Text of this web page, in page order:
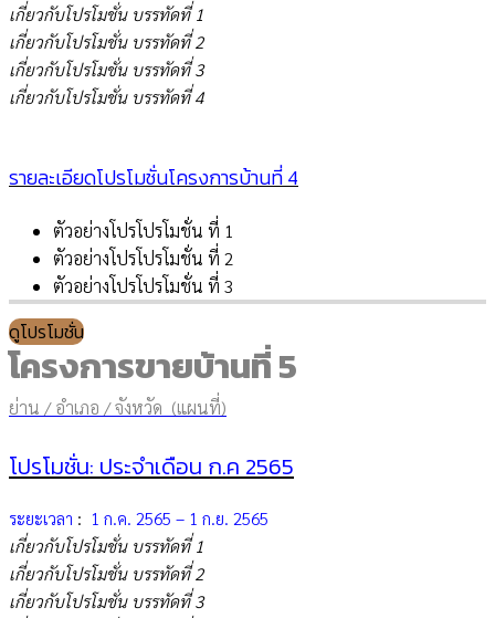
เกี่ยวกับโปรโมชั่น บรรทัดที่ 1
เกี่ยวกับโปรโมชั่น บรรทัดที่ 2
เกี่ยวกับโปรโมชั่น บรรทัดที่ 3
เกี่ยวกับโปรโมชั่น บรรทัดที่ 4
รายละเอียดโปรโมชั่นโครงการบ้านที่ 4
ตัวอย่างโปรโปรโมชั่น ที่ 1
ตัวอย่างโปรโปรโมชั่น ที่ 2
ตัวอย่างโปรโปรโมชั่น ที่ 3
ดูโปรโมชั่น
โครงการขายบ้านที่ 5
ย่าน / อำเภอ / จังหวัด (แผนที่)
โปรโมชั่น: ประจำเดือน ก.ค 2565
ระยะเวลา : 1 ก.ค. 2565 – 1 ก.ย. 2565
เกี่ยวกับโปรโมชั่น บรรทัดที่ 1
เกี่ยวกับโปรโมชั่น บรรทัดที่ 2
เกี่ยวกับโปรโมชั่น บรรทัดที่ 3